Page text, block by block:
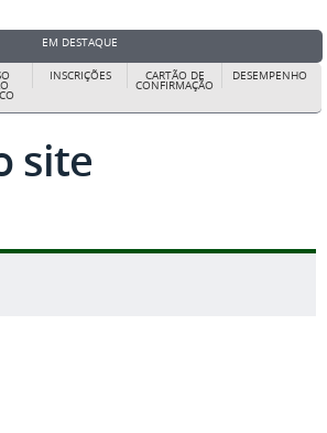
EM DESTAQUE
INSCRIÇÕES CARTÃO DE
CONFIRMAÇÃO
DESEMPENHO
site